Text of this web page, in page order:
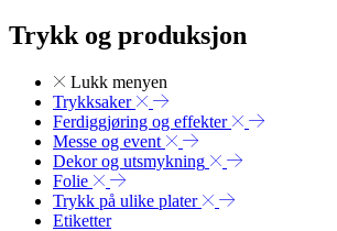
Trykk og produksjon
Lukk menyen
Trykksaker
Ferdiggjøring og effekter
Messe og event
Dekor og utsmykning
Folie
Trykk på ulike plater
Etiketter